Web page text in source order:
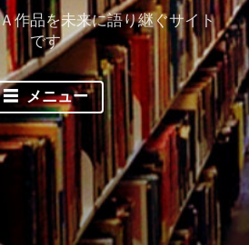
作品を未来に語り継ぐサイト
です
メニュー